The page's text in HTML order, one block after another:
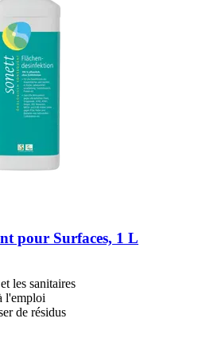
pour Surfaces, 1 L
les sanitaires
l'emploi
de résidus